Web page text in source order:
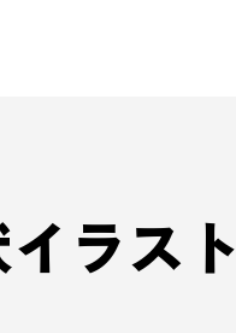
ラスト